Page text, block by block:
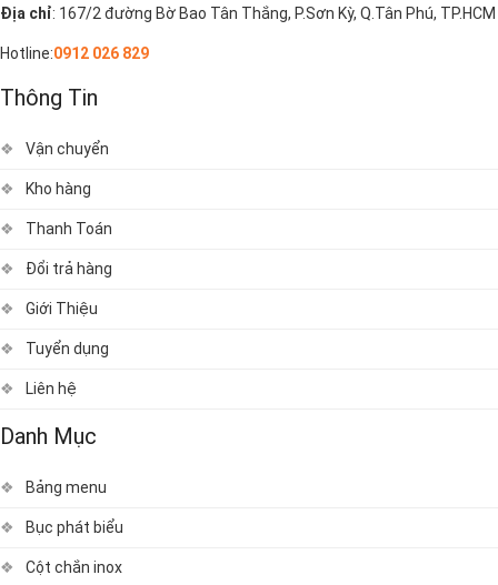
Địa chỉ: 167/2 đường Bờ Bao Tân Thắng, P.Sơn Kỳ, Q.Tân Phú, TP.HCM
Hotline:0912 026 829
Thông Tin
Vận chuyển
Kho hàng
Thanh Toán
Đổi trả hàng
Giới Thiệu
Tuyển dụng
Liên hệ
Danh Mục
Bảng menu
Bục phát biểu
Cột chắn inox